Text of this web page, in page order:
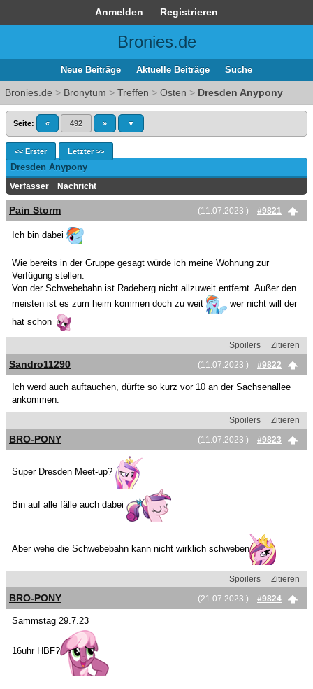
Anmelden Registrieren
Bronies.de
Neue Beiträge Aktuelle Beiträge Suche
Bronies.de > Bronytum > Treffen > Osten > Dresden Anypony
Seite: « 492 » ▼
<< Erster Letzter >>
Dresden Anypony
Verfasser Nachricht
(11.07.2023 ) #9821
Pain Storm
Ich bin dabei
Wie bereits in der Gruppe gesagt würde ich meine Wohnung zur
Verfügung stellen.
Von der Schwebebahn ist Radeberg nicht allzuweit entfernt. Außer den
meisten ist es zum heim kommen doch zu weit
wer nicht will der
hat schon
Spoilers
Zitieren
(11.07.2023 )
#9822
Sandro11290
Ich werd auch auftauchen, dürfte so kurz vor 10 an der Sachsenallee
ankommen.
Spoilers
Zitieren
(11.07.2023 )
#9823
BRO-PONY
Super Dresden Meet-up?
Bin auf alle fälle auch dabei
Aber wehe die Schwebebahn kann nicht wirklich schweben
Spoilers
Zitieren
(21.07.2023 )
#9824
BRO-PONY
Sammstag 29.7.23
16uhr HBF?